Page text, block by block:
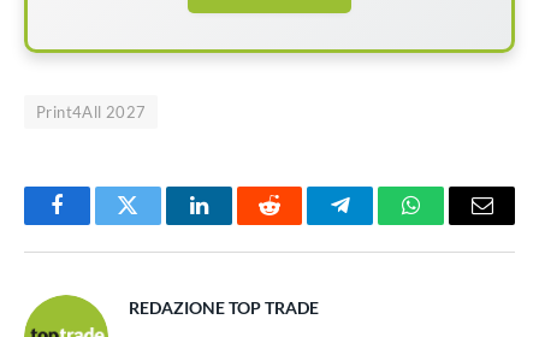
Print4All 2027
FacebookTwitter LinkedInReddit TelegramWhatsAppEmail
REDAZIONE TOP TRADE